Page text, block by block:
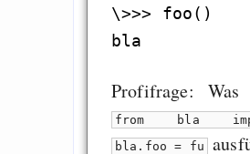
\>>> foo()
Profifrage:
from bla
bla.foo = fu